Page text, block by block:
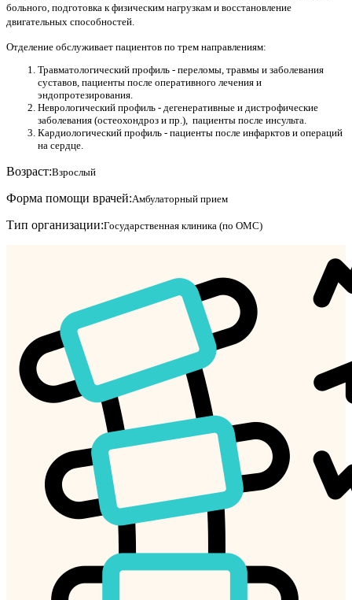
больного, подготовка к физическим нагрузкам и восстановление
двигательных способностей.
Отделение обслуживает пациентов по трем направлениям:
Травматологический профиль - переломы, травмы и заболевания
суставов, пациенты после оперативного лечения и
эндопротезирования.
Неврологический профиль - дегенеративные и дистрофические
заболевания (остеохондроз и пр.), пациенты после инсульта.
Кардиологический профиль - пациенты после инфарктов и операций
на сердце.
Возраст:Взрослый
Форма помощи врачей:Амбулаторный прием
Тип организации:Государственная клиника (по ОМС)